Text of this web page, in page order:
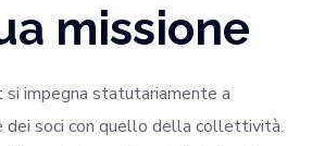
missione
impegna statutariamente a
dei soci con quello della collettività.